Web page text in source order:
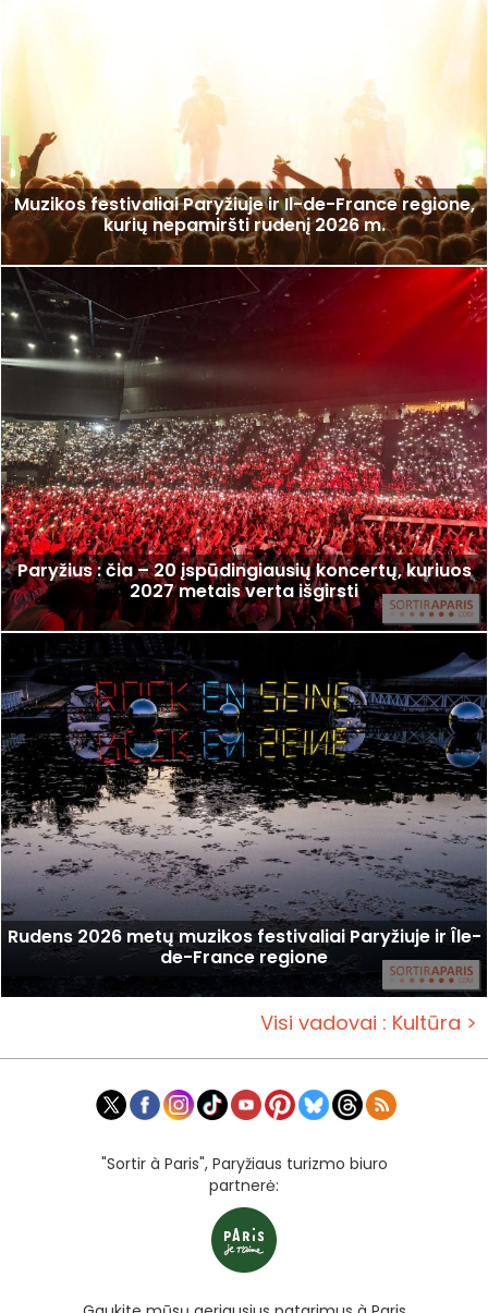
Muzikos festivaliai Paryžiuje ir Il-de-France regione,
kurių nepamiršti rudenį 2026 m.
Paryžius : čia – 20 įspūdingiausių koncertų, kuriuos
2027 metais verta išgirsti
Rudens 2026 metų muzikos festivaliai Paryžiuje ir Île-
de-France regione
Visi vadovai : Kultūra >
"Sortir à Paris", Paryžiaus turizmo biuro
partnerė: